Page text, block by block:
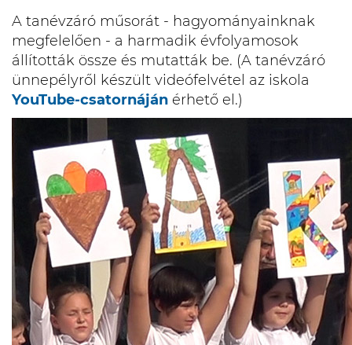
A tanévzáró műsorát - hagyományainknak
megfelelően - a harmadik évfolyamosok
állították össze és mutatták be. (A tanévzáró
ünnepélyről készült videófelvétel az iskola
YouTube-csatornáján érhető el.)